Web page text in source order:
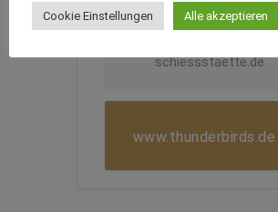
veranstaltungen@alla
schiessstaette.de
www.thunderbirds.de
Cookie Einstellungen Alle akzeptieren